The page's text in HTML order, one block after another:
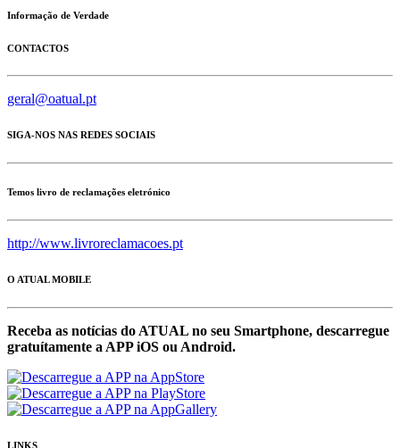
Informação de Verdade
CONTACTOS
geral@oatual.pt
SIGA-NOS NAS REDES SOCIAIS
Temos livro de reclamações eletrónico
http://www.livroreclamacoes.pt
O ATUAL MOBILE
Receba as notícias do ATUAL no seu Smartphone, descarregue
gratuítamente a APP iOS ou Android.
LINKS